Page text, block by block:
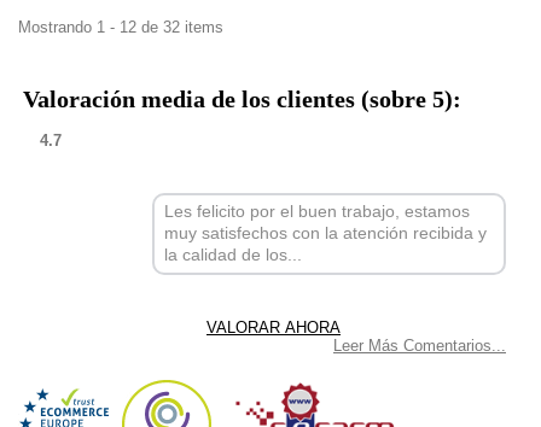
Mostrando 1 - 12 de 32 items
Valoración media de los clientes (sobre 5):
4.7
Les felicito por el buen trabajo, estamos
muy satisfechos con la atención recibida y
la calidad de los...
Leer Más Comentarios...